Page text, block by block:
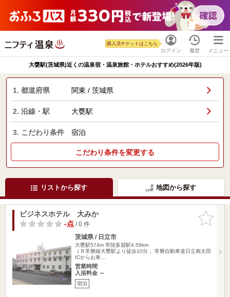
ログイン
購入済チケットはこちら
履歴 メニュー
大甕駅(茨城県)近くの温泉宿・温泉旅館・ホテルおすすめ(2026年版)
1. 都道府県 関東 / 茨城県
2. 沿線・駅 大甕駅
3. こだわり条件 宿泊
こだわり条件を変更する
リストから探す 地図から探す
お気に入
りに追加
ビジネスホテル 大みか
-点/ 0 件
茨城県 / 日立市
大甕駅574m 常陸多賀駅4.59km
ＪＲ常磐線大甕駅より徒歩10分 。常磐自動車道日立南太田
ICからお車…
営業時間
入浴料金 ～
宿泊